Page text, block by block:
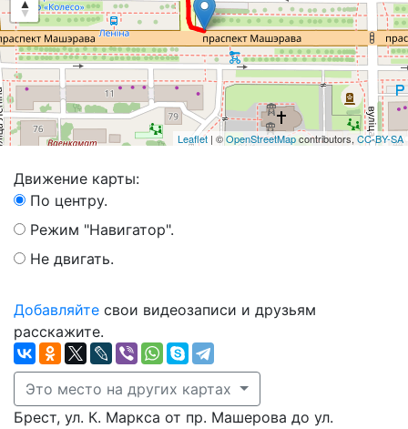
Leaflet | ©OpenStreetMapcontributors, CC-BY-SA
Движение карты:
По центру.
Режим "Навигатор".
Не двигать.
Добавляйте свои видеозаписи и друзьям
расскажите.
Это место на других картах
Брест, ул. К. Маркса от пр. Машерова до ул.